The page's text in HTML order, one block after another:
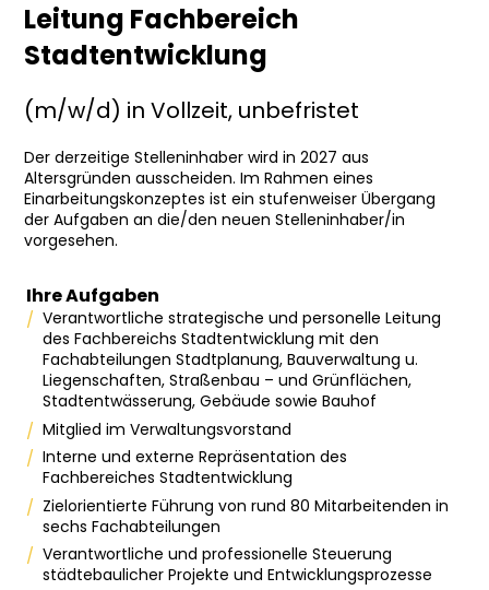
Leitung Fachbereich
Stadtentwicklung
(m/w/d) in Vollzeit, unbefristet
Der derzeitige Stelleninhaber wird in 2027 aus
Altersgründen ausscheiden. Im Rahmen eines
Einarbeitungskonzeptes ist ein stufenweiser Übergang
der Aufgaben an die/den neuen Stelleninhaber/in
vorgesehen.
Ihre Aufgaben
Verantwortliche strategische und personelle Leitung
des Fachbereichs Stadtentwicklung mit den
Fachabteilungen Stadtplanung, Bauverwaltung u.
Liegenschaften, Straßenbau – und Grünflächen,
Stadtentwässerung, Gebäude sowie Bauhof
Mitglied im Verwaltungsvorstand
Interne und externe Repräsentation des
Fachbereiches Stadtentwicklung
Zielorientierte Führung von rund 80 Mitarbeitenden in
sechs Fachabteilungen
Verantwortliche und professionelle Steuerung
städtebaulicher Projekte und Entwicklungsprozesse